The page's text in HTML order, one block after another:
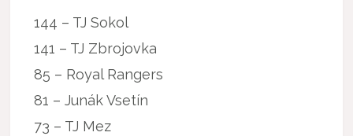
144 – TJ Sokol
141 – TJ Zbrojovka
85 – Royal Rangers
81 – Junák Vsetín
73 – TJ Mez